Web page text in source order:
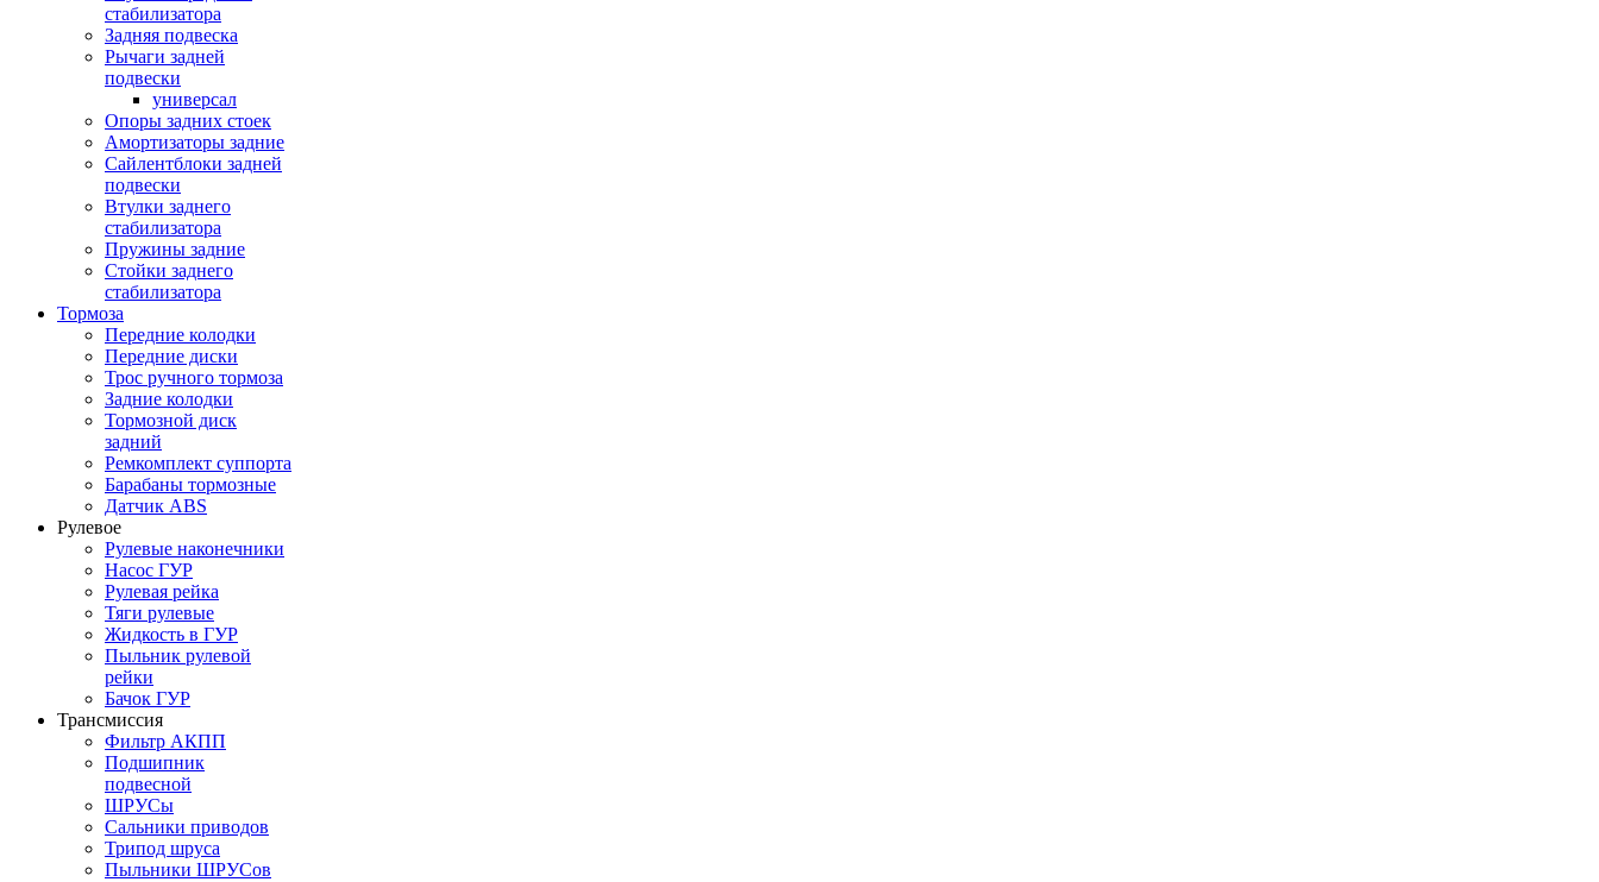
стабилизатора
Задняя подвеска
Рычаги задней
подвески
универсал
Опоры задних стоек
Амортизаторы задние
Сайлентблоки задней
подвески
Втулки заднего
стабилизатора
Пружины задние
Стойки заднего
стабилизатора
Тормоза
Передние колодки
Передние диски
Трос ручного тормоза
Задние колодки
Тормозной диск
задний
Ремкомплект суппорта
Барабаны тормозные
Датчик ABS
Рулевое
Рулевые наконечники
Насос ГУР
Рулевая рейка
Тяги рулевые
Жидкость в ГУР
Пыльник рулевой
рейки
Бачок ГУР
Трансмиссия
Фильтр АКПП
Подшипник
подвесной
ШРУСы
Сальники приводов
Трипод шруса
Пыльники ШРУСов